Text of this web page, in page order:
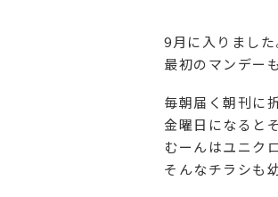
9月に入りました
最初のマンデー
毎朝届く朝刊に
金曜日になると
むーんはユニク
そんなチラシも